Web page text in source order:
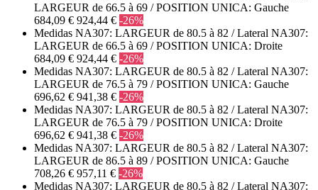
LARGEUR de 66.5 à 69 / POSITION UNICA: Gauche
684,09 € 924,44 € -26%
Medidas NA307: LARGEUR de 80.5 à 82 / Lateral NA307:
LARGEUR de 66.5 à 69 / POSITION UNICA: Droite
684,09 € 924,44 € -26%
Medidas NA307: LARGEUR de 80.5 à 82 / Lateral NA307:
LARGEUR de 76.5 à 79 / POSITION UNICA: Gauche
696,62 € 941,38 € -26%
Medidas NA307: LARGEUR de 80.5 à 82 / Lateral NA307:
LARGEUR de 76.5 à 79 / POSITION UNICA: Droite
696,62 € 941,38 € -26%
Medidas NA307: LARGEUR de 80.5 à 82 / Lateral NA307:
LARGEUR de 86.5 à 89 / POSITION UNICA: Gauche
708,26 € 957,11 € -26%
Medidas NA307: LARGEUR de 80.5 à 82 / Lateral NA307: